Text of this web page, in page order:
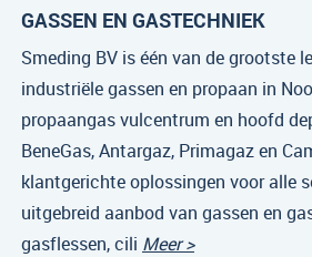
GASSEN EN GASTECHNIEK
Smeding BV is één van de grootste
industriële gassen en propaan in
propaangas vulcentrum en hoofd
BeneGas, Antargaz, Primagaz en
klantgerichte oplossingen voor alle
uitgebreid aanbod van gassen en
gasflessen, cili Meer >